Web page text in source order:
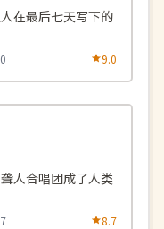
在最后七天写下的
9.0
人合唱团成了人类
8.7